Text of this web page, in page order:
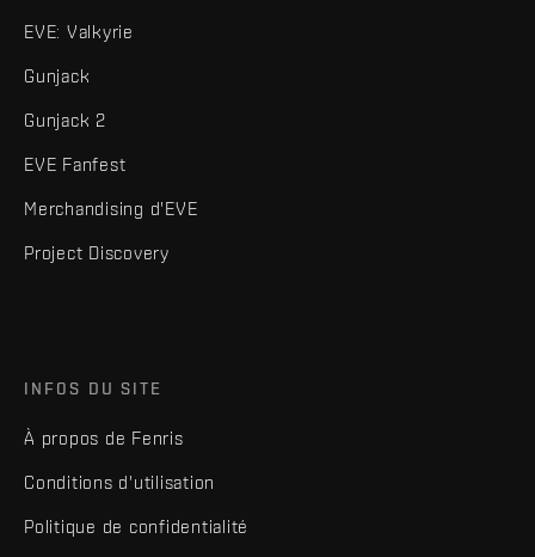
EVE: Valkyrie
Gunjack
Gunjack 2
EVE Fanfest
Merchandising d'EVE
Project Discovery
INFOS DU SITE
À propos de Fenris
Conditions d'utilisation
Politique de confidentialité